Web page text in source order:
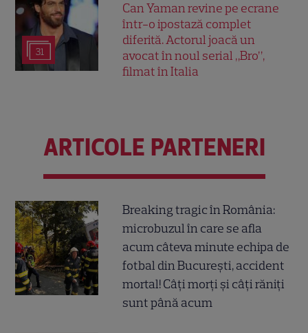
31
Can Yaman revine pe ecrane
într-o ipostază complet
diferită. Actorul joacă un
avocat în noul serial „Bro”,
filmat în Italia
ARTICOLE PARTENERI
Breaking tragic în România:
microbuzul în care se afla
acum câteva minute echipa de
fotbal din București, accident
mortal! Câți morți și câți răniți
sunt până acum